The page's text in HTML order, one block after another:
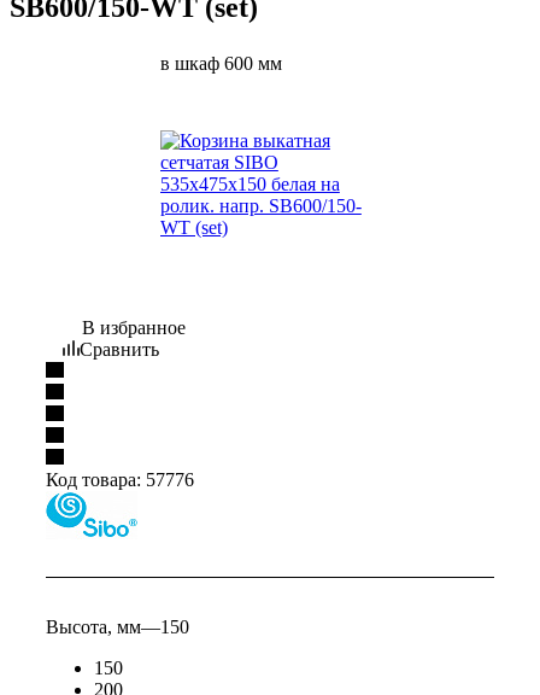
SB600/150-WT (set)
в шкаф 600 мм
В избранное
Сравнить
Код товара: 57776
Высота, мм—150
150
200